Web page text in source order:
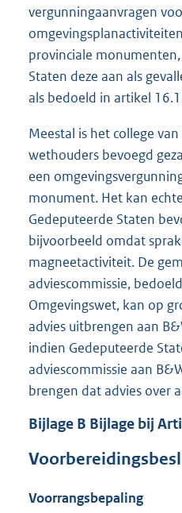
vergunningaanvragen
provinciale
Staten deze aan als
als bedoeld in artikel
Meestal is het college
wethouders bevoegd
een
monument. Het kan
Gedeputeerde Staten
bijvoorbeeld omdat
magneetactiviteit. De
adviescommissie,
Omgevingswet, kan op
advies uitbrengen aan
indien Gedeputeerde
adviescommissie aan
brengen dat advies over
Bijlage B Bijlage bij
Voorrangsbepaling